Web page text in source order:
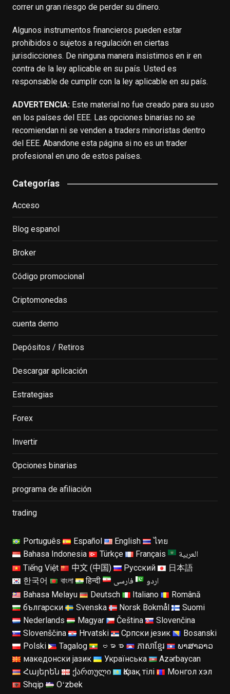
correr un gran riesgo de perder su dinero.
Algunos instrumentos financieros pueden estar
prohibidos o sujetos a regulación en ciertas
jurisdicciones. De ninguna manera insistimos en ir en
contra de la ley aplicable en su país. Usted es
responsable de cumplir con la ley aplicable en su país.
ADVERTENCIA:Este material no fue creado para su uso
en los países del EEE. Las opciones binarias no se
recomiendan ni se venden a traders minoristas dentro
del EEE. Abandone esta página si no es un trader
profesional en uno de estos países.
Categorías
Acceso
Blog espanol
Broker
Código promocional
Criptomonedas
cuenta demo
Depósitos / Retiros
Descargar aplicación
Estrategias
Forex
Invertir
Opciones binarias
programa de afiliación
trading
Português Español English
ไทย
Bahasa Indonesia
Türkçe Français العربية
Tiếng Việt 中文 (中国) Русский
日本語
한국어
বাংলা हिन्दी فارسی اردو
Bahasa Melayu Deutsch Italiano
Română
български
Svenska Norsk Bokmål
Suomi
Nederlands
Magyar Čeština
Slovenčina
Slovenščina
Hrvatski Српски језик
Bosanski
Polski
Tagalog ဗမာစာ ភាសាខ្មែរ
ພາສາລາວ
македонски јазик
Українська
Azərbaycan
Հայերեն
ქართული Қазақ тілі
Монгол хэл
Shqip
Oʻzbek